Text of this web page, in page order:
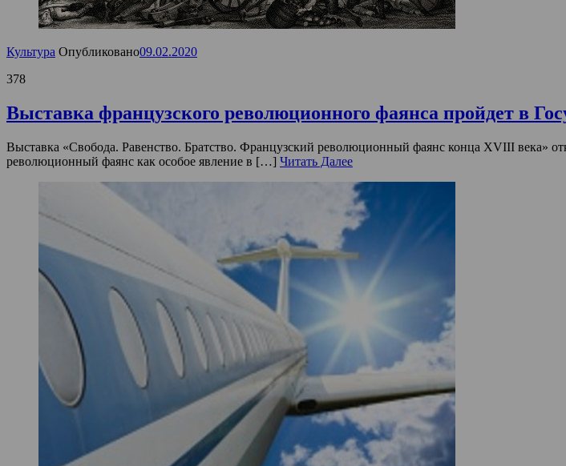
Культура Опубликовано09.02.2020
378
Выставка французского революционного фаянса пройдет в
Выставка «Свобода. Равенство. Братство. Французский революционный фаянс конца XVIII века»
революционный фаянс как особое явление в […] Читать Далее